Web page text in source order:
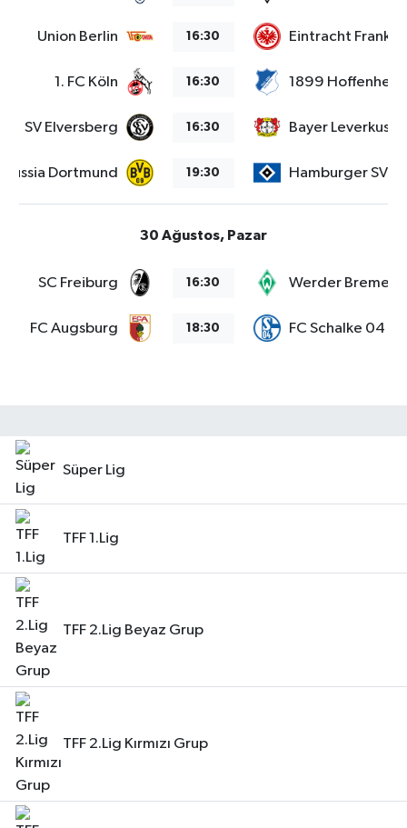
Union Berlin 16:30 Eintracht
1. FC Köln 16:30 1899 Hoffenheim
SV Elversberg 16:30 Bayer Leverkusen
Dortmund 19:30 Hamburger SV
30 Ağustos, Pazar
SC Freiburg 16:30 Werder Bremen
FC Augsburg 18:30 FC Schalke 04
Süper Lig
TFF 1.Lig
TFF 2.Lig Beyaz Grup
TFF 2.Lig Kırmızı Grup